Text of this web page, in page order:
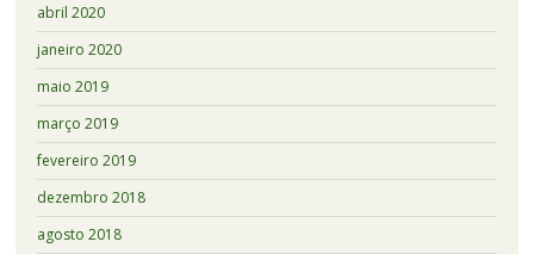
abril 2020
janeiro 2020
maio 2019
março 2019
fevereiro 2019
dezembro 2018
agosto 2018